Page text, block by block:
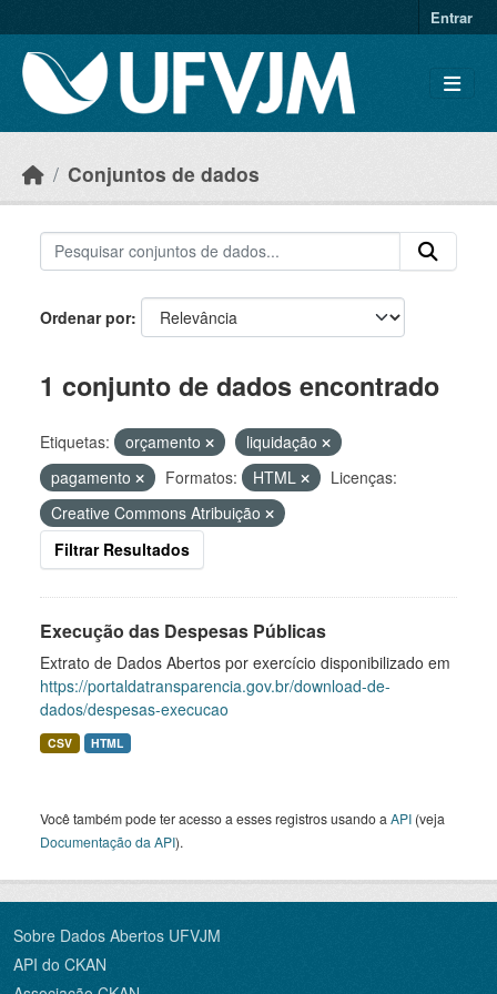
Entrar
Conjuntos de dados
Ordenar por
1 conjunto de dados encontrado
Etiquetas: orçamento
liquidação
pagamento
Formatos: HTML
Licenças:
Creative Commons Atribuição
Filtrar Resultados
Execução das Despesas Públicas
Extrato de Dados Abertos por exercício disponibilizado em
https://portaldatransparencia.gov.br/download-de-
dados/despesas-execucao
CSV HTML
Você também pode ter acesso a esses registros usando a API (veja
Documentação da API).
Sobre Dados Abertos UFVJM
API do CKAN